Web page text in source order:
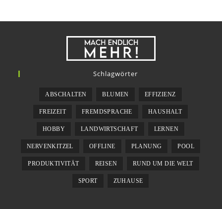
Schlagwörter
ABSCHALTEN BLUMEN EFFIZIENZ
FREIZEIT FREMDSPRACHE HAUSHALT
HOBBY LANDWIRTSCHAFT LERNEN
NERVENKITZEL OFFLINE PLANUNG POOL
PRODUKTIVITÄT REISEN RUND UM DIE WELT
SPORT ZUHAUSE